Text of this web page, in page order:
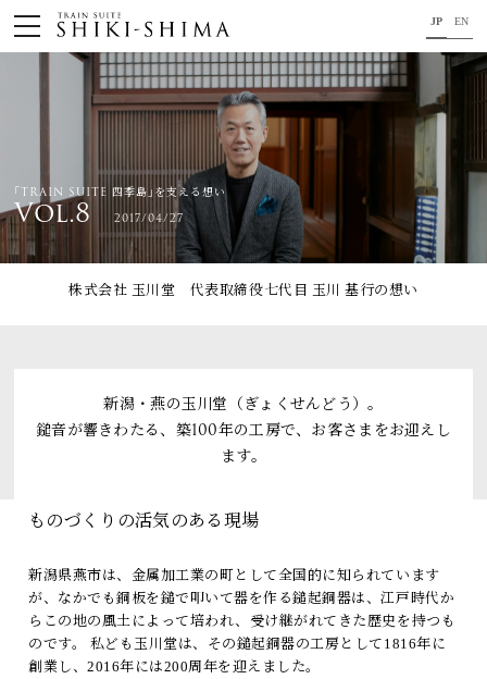
JP EN
旅の行程のご紹介
パンフレット・旅のお申し込み
オリジナル商品のご案内
コンセプト
アーカイブ
「TRAIN SUITE 四季島」に安心してご乗車いただくために
｢TRAIN SUITE 四季島｣を支える想い
Vol.8 2017/04/27
株式会社 玉川堂 代表取締役七代目 玉川 基行の想い
新潟・燕の玉川堂（ぎょくせんどう）。
鎚音が響きわたる、築100年の工房で、お客さまをお迎えし
ます。
ものづくりの活気のある現場
新潟県燕市は、金属加工業の町として全国的に知られています
が、なかでも銅板を鎚で叩いて器を作る鎚起銅器は、江戸時代か
らこの地の風土によって培われ、受け継がれてきた歴史を持つも
のです。 私ども玉川堂は、その鎚起銅器の工房として1816年に
創業し、2016年には200周年を迎えました。